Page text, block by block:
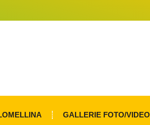
GALLERIE FOTO/VIDEO